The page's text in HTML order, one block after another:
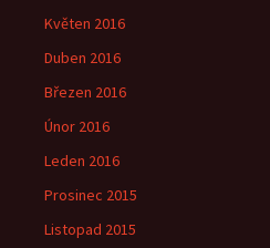
Květen 2016
Duben 2016
Březen 2016
Únor 2016
Leden 2016
Prosinec 2015
Listopad 2015